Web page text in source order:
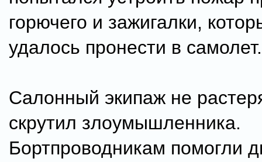
горючего и зажигалки,
удалось пронести в самолет.
Салонный экипаж не
скрутил злоумышленника.
Бортпроводникам помогли